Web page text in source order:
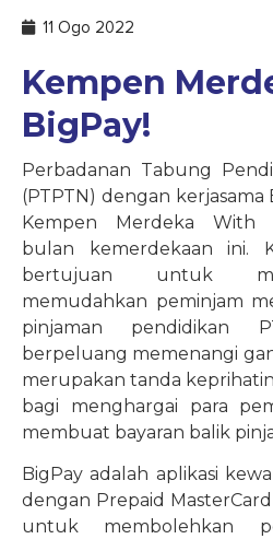
11 Ogo 2022
Kempen
BigPay!
Perbadanan Tabung
(PTPTN) dengan
Kempen Merdeka With
bulan kemerdekaan ini.
bertujuan untuk
memudahkan peminjam
pinjaman pendidikan
berpeluang memenangi
merupakan tanda
bagi menghargai para
membuat bayaran balik
BigPay adalah aplikasi
dengan Prepaid
untuk membolehkan